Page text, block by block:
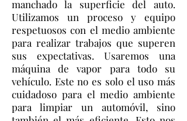
manchado la superficie del auto.
Utilizamos un proceso y equipo
respetuosos con el medio ambiente
para realizar trabajos que superen
sus expectativas. Usaremos una
máquina de vapor para todo su
vehículo. Este no es solo el uso más
cuidadoso para el medio ambiente
para limpiar un automóvil, sino